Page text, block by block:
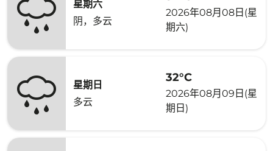
星期六
阴，多云
2026年08月08日(星
期六)
星期日
多云
32°C
2026年08月09日(星
期日)